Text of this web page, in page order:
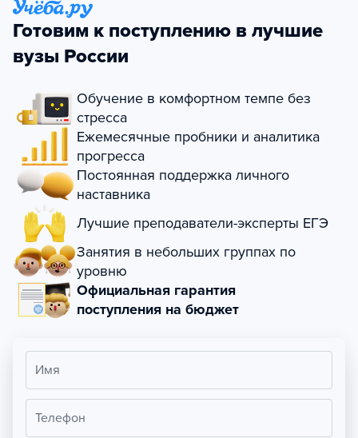
Готовим к поступлению в лучшие
вузы России
Обучение в комфортном темпе без
стресса
Ежемесячные пробники и аналитика
прогресса
Постоянная поддержка личного
наставника
Лучшие преподаватели-эксперты ЕГЭ
Занятия в небольших группах по
уровню
Официальная гарантия
поступления на бюджет
Имя
Телефон